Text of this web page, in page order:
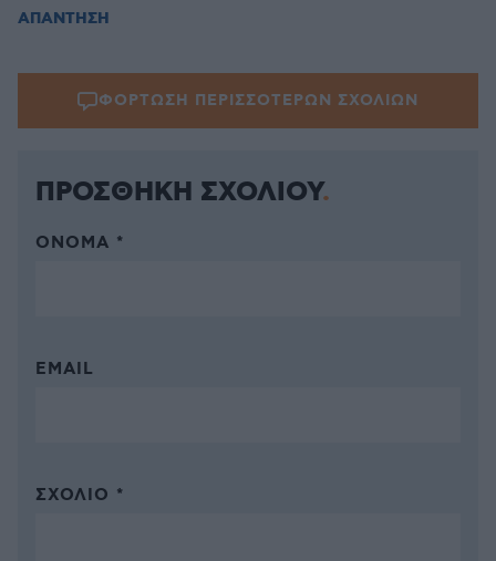
ΑΠΑΝΤΗΣΗ
ΦΟΡΤΩΣΗ ΠΕΡΙΣΣΟΤΕΡΩΝ ΣΧΟΛΙΩΝ
ΠΡΟΣΘΗΚΗ ΣΧΟΛΙΟΥ
ΌΝΟΜΑ *
EMAIL
ΣΧΌΛΙΟ *